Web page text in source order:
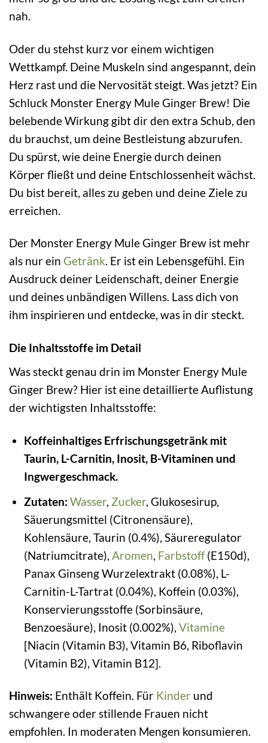
nah.
Oder du stehst kurz vor einem wichtigen
Wettkampf. Deine Muskeln sind angespannt, dein
Herz rast und die Nervosität steigt. Was jetzt? Ein
Schluck Monster Energy Mule Ginger Brew! Die
belebende Wirkung gibt dir den extra Schub, den
du brauchst, um deine Bestleistung abzurufen.
Du spürst, wie deine Energie durch deinen
Körper fließt und deine Entschlossenheit wächst.
Du bist bereit, alles zu geben und deine Ziele zu
erreichen.
Der Monster Energy Mule Ginger Brew ist mehr
als nur ein Getränk. Er ist ein Lebensgefühl. Ein
Ausdruck deiner Leidenschaft, deiner Energie
und deines unbändigen Willens. Lass dich von
ihm inspirieren und entdecke, was in dir steckt.
Die Inhaltsstoffe im Detail
Was steckt genau drin im Monster Energy Mule
Ginger Brew? Hier ist eine detaillierte Auflistung
der wichtigsten Inhaltsstoffe:
Koffeinhaltiges Erfrischungsgetränk mit
Taurin, L-Carnitin, Inosit, B-Vitaminen und
Ingwergeschmack.
Zutaten: Wasser, Zucker, Glukosesirup,
Säuerungsmittel (Citronensäure),
Kohlensäure, Taurin (0.4%), Säureregulator
(Natriumcitrate), Aromen Farbstoff(E150d),
Panax Ginseng Wurzelextrakt (0.08%), L-
Carnitin-L-Tartrat (0.04%), Koffein (0.03%),
Konservierungsstoffe (Sorbinsäure,
Benzoesäure), Inosit (0.002%), Vitamine
[Niacin (Vitamin B3), Vitamin B6, Riboflavin
(Vitamin B2), Vitamin B12].
Hinweis: Enthält Koffein. Für Kinder und
schwangere oder stillende Frauen nicht
empfohlen. In moderaten Mengen konsumieren.